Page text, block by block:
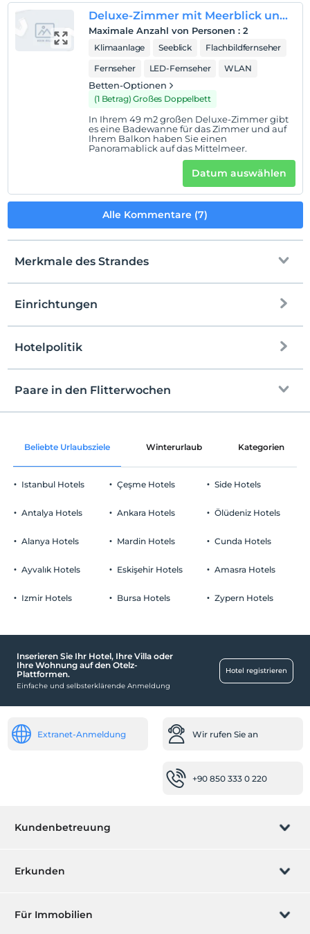
Deluxe-Zimmer mit Meerblick und Balkon
Maximale Anzahl von Personen : 2
Klimaanlage Seeblick
Flachbildfernseher
Fernseher
LED-Fernseher WLAN
Betten-Optionen
(1 Betrag) Großes Doppelbett
In Ihrem 49 m2 großen Deluxe-Zimmer gibt
es eine Badewanne für das Zimmer und auf
Ihrem Balkon haben Sie einen
Panoramablick auf das Mittelmeer.
Datum auswählen
Alle Kommentare (7)
Merkmale des Strandes
Zum Strand
Sand/Kies gemischter Strand
Blaue Flagge
Gerüst
Flaches Meer am Ufer
Einrichtungen
Kostenlos Internet via WLAN
Parken (außerhalb des Geländes)
Sonnenterrasse
Räume
Familienzimmer
Kind
Klimaanlage
Hotelpolitik
Einchecken
Nach 13:00
Check-out
Haustiere
Rauchen im Zimmer verboten
Kind(er)
werden
Paare in den Flitterwochen
Weinservice auf dem Zimmer
Schnittblumen im Zimmer
Beliebte Urlaubsziele Winterurlaub Kategorien
Istanbul Hotels
Antalya Hotels
Alanya Hotels
Ayvalık Hotels
Izmir Hotels
Çeşme Hotels
Ankara Hotels
Mardin Hotels
Eskişehir Hotels
Bursa Hotels
Side Hotels
Ölüdeniz Hotels
Cunda Hotels
Amasra Hotels
Zypern Hotels
Inserieren Sie Ihr Hotel, Ihre Villa oder
Ihre Wohnung auf den Otelz-
Plattformen.
Einfache und selbsterklärende Anmeldung
Hotel registrieren
Extranet-Anmeldung Wir rufen Sie an
+90 850 333 0 220
Kundenbetreuung
Buchung verwalten
Erkunden
Geschenkgutschein
Für Immobilien